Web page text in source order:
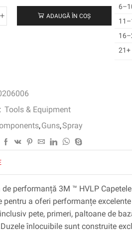
ADAUGĂ ÎN COȘ
21+
Tools & Equipment
,Guns,Spray
de performanță 3M ™ HVLP
pentru a oferi performanțe
pete, primeri, paltoane de
înlocuibile sunt construite